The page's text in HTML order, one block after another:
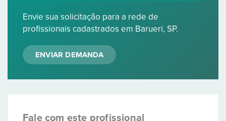
Envie sua solicitação para a rede de
profissionais cadastrados em Barueri, SP.
ENVIAR DEMANDA
Fale com este profissional